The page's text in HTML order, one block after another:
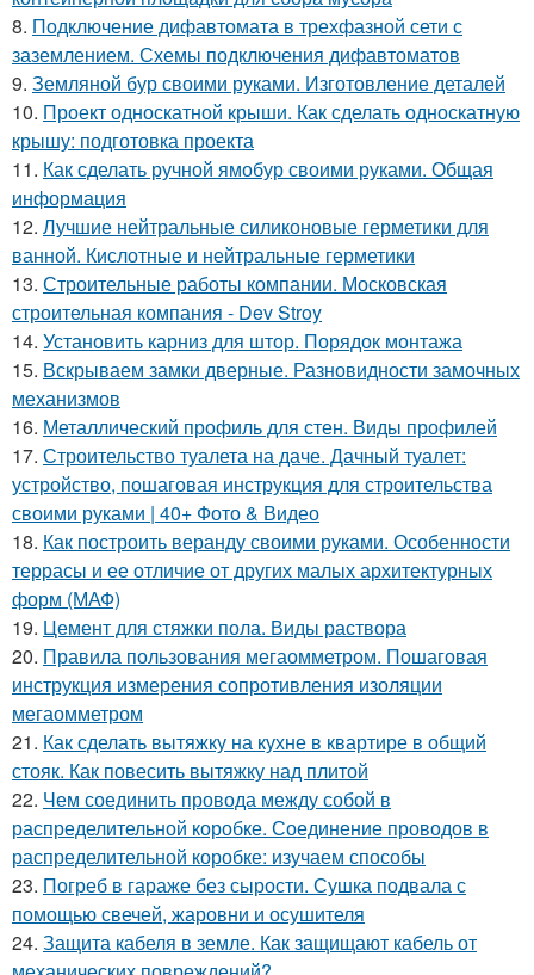
8. Подключение дифавтомата в трехфазной сети с
заземлением. Схемы подключения дифавтоматов
9. Земляной бур своими руками. Изготовление деталей
10. Проект односкатной крыши. Как сделать односкатную
крышу: подготовка проекта
11. Как сделать ручной ямобур своими руками. Общая
информация
12. Лучшие нейтральные силиконовые герметики для
ванной. Кислотные и нейтральные герметики
13. Строительные работы компании. Московская
строительная компания - Dev Stroy
14. Установить карниз для штор. Порядок монтажа
15. Вскрываем замки дверные. Разновидности замочных
механизмов
16. Металлический профиль для стен. Виды профилей
17. Строительство туалета на даче. Дачный туалет:
устройство, пошаговая инструкция для строительства
своими руками | 40+ Фото & Видео
18. Как построить веранду своими руками. Особенности
террасы и ее отличие от других малых архитектурных
форм (МАФ)
19. Цемент для стяжки пола. Виды раствора
20. Правила пользования мегаомметром. Пошаговая
инструкция измерения сопротивления изоляции
мегаомметром
21. Как сделать вытяжку на кухне в квартире в общий
стояк. Как повесить вытяжку над плитой
22. Чем соединить провода между собой в
распределительной коробке. Соединение проводов в
распределительной коробке: изучаем способы
23. Погреб в гараже без сырости. Сушка подвала с
помощью свечей, жаровни и осушителя
24. Защита кабеля в земле. Как защищают кабель от